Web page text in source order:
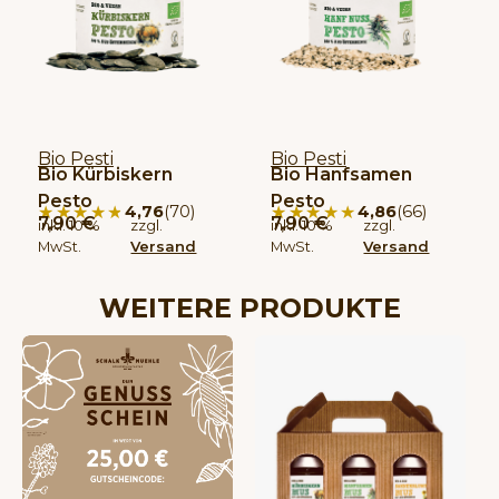
Bio Pesti
Bio Kürbiskern
Pesto
★★★★★
★★★★★ 4,76(70)
7,90€
inkl. 10 %
MwSt.
zzgl.
Versand
Bio Pesti
Bio Hanfsamen
Pesto
★★★★★
★★★★★4,86(66)
7,90€
inkl. 10 %
MwSt.
zzgl.
Versand
WEITERE PRODUKTE